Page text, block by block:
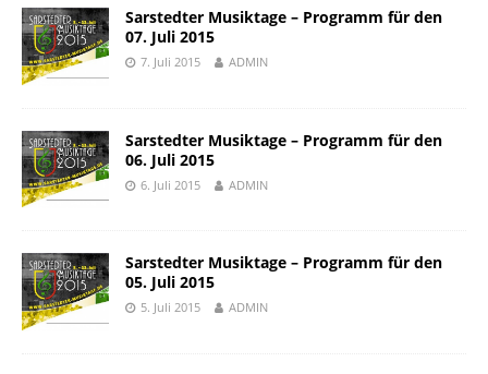
Sarstedter Musiktage – Programm für den
07. Juli 2015
7. Juli 2015 ADMIN
Sarstedter Musiktage – Programm für den
06. Juli 2015
6. Juli 2015 ADMIN
Sarstedter Musiktage – Programm für den
05. Juli 2015
5. Juli 2015 ADMIN